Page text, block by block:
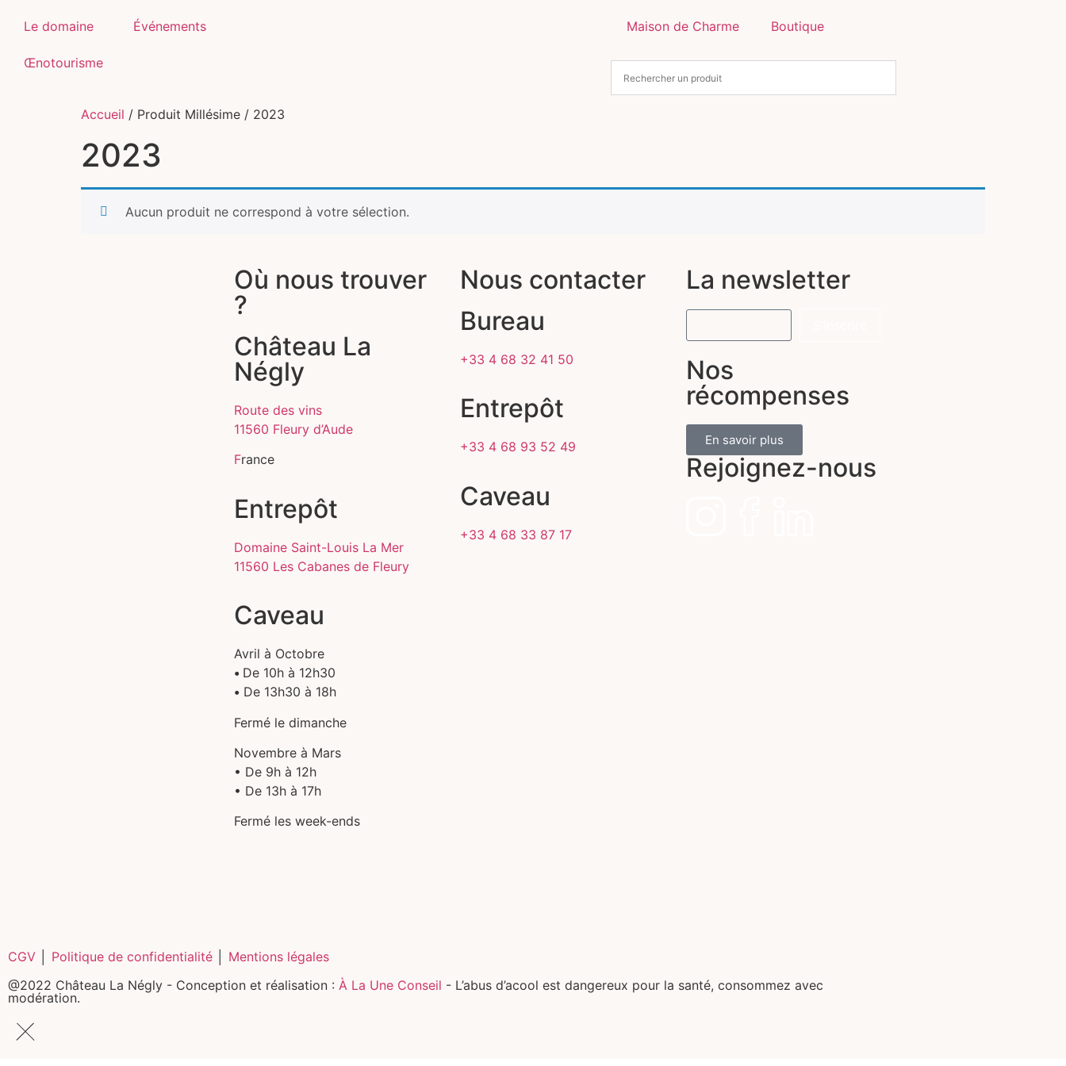
Le domaine Événements
Œnotourisme
Maison de Charme Boutique
Accueil / Produit Millésime / 2023
2023
Aucun produit ne correspond à votre sélection.
Où nous trouver
?
Château La
Négly
Route des vins
11560 Fleury d’Aude
France
Entrepôt
Domaine Saint-Louis La Mer
11560 Les Cabanes de Fleury
Caveau
Avril à Octobre
• De 10h à 12h30
• De 13h30 à 18h
Fermé le dimanche
Novembre à Mars
• De 9h à 12h
• De 13h à 17h
Fermé les week-ends
Nous contacter
Bureau
+33 4 68 32 41 50
Entrepôt
+33 4 68 93 52 49
Caveau
+33 4 68 33 87 17
La newsletter
Nos
récompenses
En savoir plus
Rejoignez-nous
CGV Politique de confidentialité
Mentions légales
@2022 Château La Négly - Conception et réalisation : À La Une Conseil - L’abus d’acool est dangereux pour la santé, consommez avec
modération.